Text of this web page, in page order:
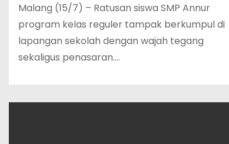
Malang (15/7) – Ratusan siswa SMP Annur
program kelas reguler tampak berkumpul di
lapangan sekolah dengan wajah tegang
sekaligus penasaran.…